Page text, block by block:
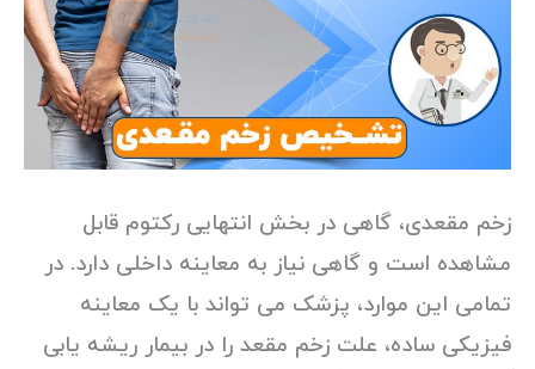
زخم مقعدی، گاهی در بخش انتهایی رکتوم قابل
مشاهده است و گاهی نیاز به معاینه داخلی دارد. در
تمامی این موارد، پزشک می تواند با یک معاینه
فیزیکی ساده، علت زخم مقعد را در بیمار ریشه یابی